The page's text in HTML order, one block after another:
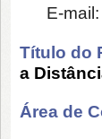
E-mail:
Título do
a
Área de